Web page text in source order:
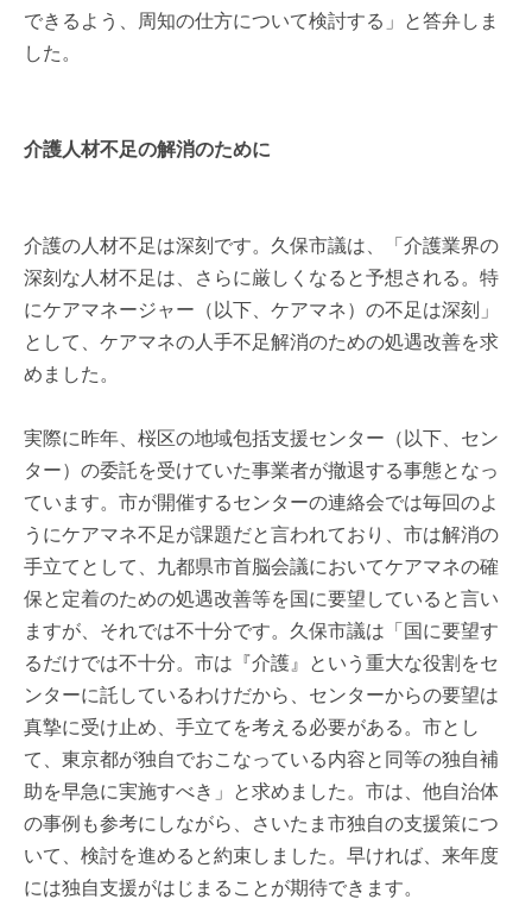
できるよう、周知の仕方について検討する」と答弁しま
した。
介護人材不足の解消のために
介護の人材不足は深刻です。久保市議は、「介護業界の
深刻な人材不足は、さらに厳しくなると予想される。特
にケアマネージャー（以下、ケアマネ）の不足は深刻」
として、ケアマネの人手不足解消のための処遇改善を求
めました。
実際に昨年、桜区の地域包括支援センター（以下、セン
ター）の委託を受けていた事業者が撤退する事態となっ
ています。市が開催するセンターの連絡会では毎回のよ
うにケアマネ不足が課題だと言われており、市は解消の
手立てとして、九都県市首脳会議においてケアマネの確
保と定着のための処遇改善等を国に要望していると言い
ますが、それでは不十分です。久保市議は「国に要望す
るだけでは不十分。市は『介護』という重大な役割をセ
ンターに託しているわけだから、センターからの要望は
真摯に受け止め、手立てを考える必要がある。市とし
て、東京都が独自でおこなっている内容と同等の独自補
助を早急に実施すべき」と求めました。市は、他自治体
の事例も参考にしながら、さいたま市独自の支援策につ
いて、検討を進めると約束しました。早ければ、来年度
には独自支援がはじまることが期待できます。